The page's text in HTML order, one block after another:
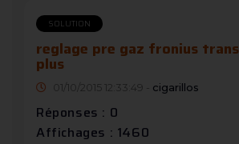
SOLUTION
reglage pre gaz fronius
plus
01/10/2015 12:33:49 - cigarillos
Réponses : 0
Affichages : 1460